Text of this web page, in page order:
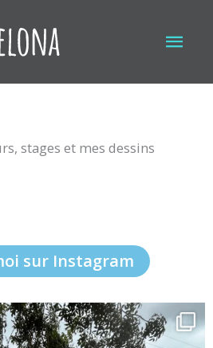
stages et mes dessins
sur Instagram